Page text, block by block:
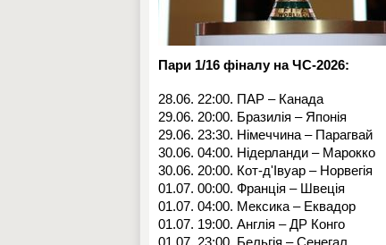
Пари 1/16 фіналу на ЧС-2026:
28.06. 22:00. ПАР – Канада
29.06. 20:00. Бразилія – Японія
29.06. 23:30. Німеччина – Парагвай
30.06. 04:00. Нідерланди – Марокко
30.06. 20:00. Кот-д'Івуар – Норвегія
01.07. 00:00. Франція – Швеція
01.07. 04:00. Мексика – Еквадор
01.07. 19:00. Англія – ДР Конго
01.07. 23:00. Бельгія – Сенегал